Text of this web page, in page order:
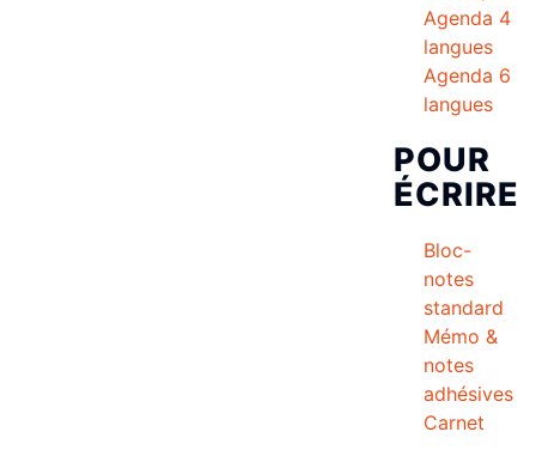
Agenda 4
langues
Agenda 6
langues
POUR
ÉCRIRE
Bloc-
notes
standard
Mémo &
notes
adhésives
Carnet